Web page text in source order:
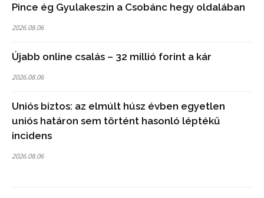
Pince ég Gyulakeszin a Csobánc hegy oldalában
2026.08.06
Újabb online csalás – 32 millió forint a kár
2026.08.06
Uniós biztos: az elmúlt húsz évben egyetlen
uniós határon sem történt hasonló léptékű
incidens
2026.08.06